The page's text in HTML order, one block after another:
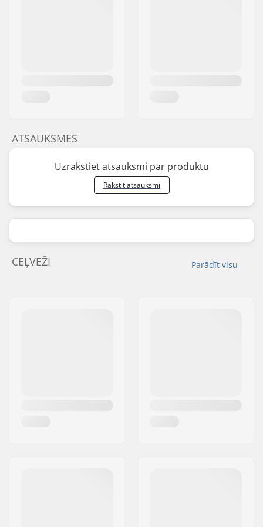
ATSAUKSMES
Uzrakstiet atsauksmi par produktu
Rakstīt atsauksmi
Parādīt visu
CEĻVEŽI